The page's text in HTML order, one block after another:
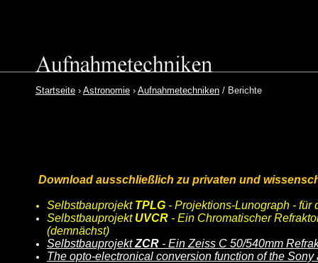
Startseite › Astronomie › Aufnahmetechniken / Berichte
Download ausschließlich zu privaten und
Selbstbauprojekt TPLG - Projektions-Lunograph - für
Selbstbauprojekt UVCR - Ein Chromatischer
(demnächst)
SelbstbauprojektZCR - Ein Zeiss C 50/540mm
The opto-electronical conversion function of the Sony